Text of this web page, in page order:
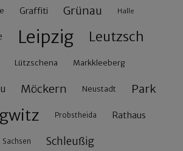
Graffiti Grünau Halle
Leipzig Leutzsch
Lützschena Markkleeberg
Möckern Neustadt Park
Probstheida Rathaus
Sachsen Schleußig